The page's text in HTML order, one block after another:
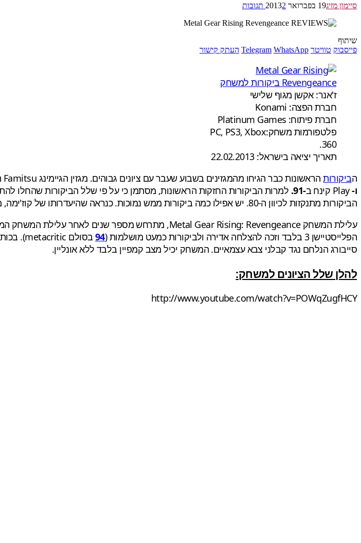
סיימון מזיג19 בפברואר 2013 2 תגובות
שיתוף
פייסבוק טוויטר Telegram WhatsApp העתק קישור
ז'אנר: אקשן מגוף שלישי
חברת הפצה: Konami
חברת פיתוח: Platinum Games
פלטפורמות משחק:PC, PS3, Xbox
360.
תאריך יציאה בישראל: 22.02.2013
הביקורותהראשונות כבר הגיחו מהמגזינים בשבוע שעבר עם ציונים גבוהים. מגזין הגיימינג Famitsu היפני, העניק למשחק 39/40 (97.75), המגזין האנגלי GameTM, העניק למשחק את הציון
ו-Play קינח ב-91.
הביקורות מתנקזות לכיוון ה-80. יש אפילו כמה ביקורות ממש נמוכות. כנראה שהיעדרותו של קוז'ימה, מהגה ההפקה הראשית, נותנת את אותותיה.
הפלייסטיישן 3 בלבד וזכה להצלחה אדירה ולביקורות כמעט מושלמות (
94
סייבורג הנלחם נגד קבלני צבא עצמאיים. המשחק יכיל מצב קמפיין בלבד ללא אונליין.
להלן שלל הציונים למשחק:
http://www.youtube.com/watch?v=POWqZugfHCY